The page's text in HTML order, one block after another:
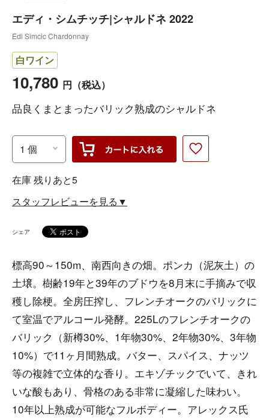
エディ・シムチッチ|シャルドネ 2022
Edi Simcic Chardonnay
白ワイン
10,780 円 （税込）
品良くまとまったバリック熟成のシャルドネ
在庫 残りあと5
スタッフレビューを見る▼
シェア
標高90～150m、南西向きの畑。ポンカ（泥灰土）の
土壌。樹齢19年と39年のブドウを8月末に手摘みで収
穫し除梗。全房圧搾し、フレンチオークのバリックに
て室温でアルコール発酵。225Lのフレンチオークの
バリック（新樽30%、1年物30%、2年物30%、3年物
10%）で11ヶ月間熟成。バター、スパイス、ナッツ
等の複雑で立体的な香り。エキゾチックでいて、きれ
いな酸もあり、骨格のある非常に凝縮した味わい。
10年以上熟成が可能なフルボディー。アレックス氏